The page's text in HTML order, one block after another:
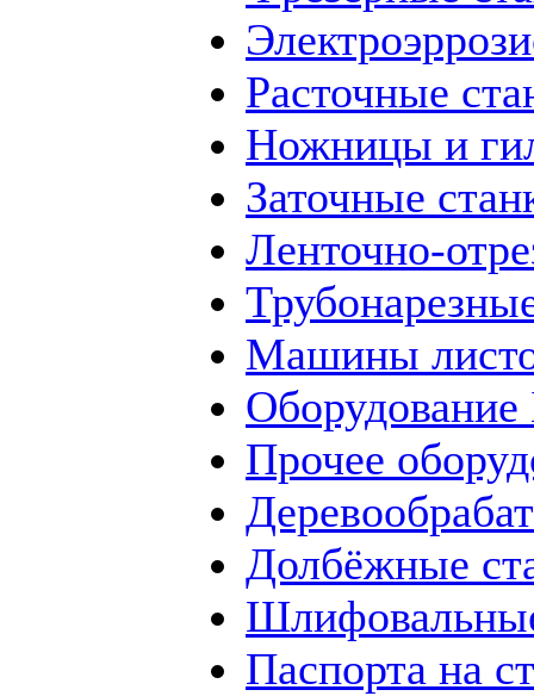
Расточные
Ножницы и
Заточные
Ленточно-
Машины
Прочее
Долбёжные
Паспорта на